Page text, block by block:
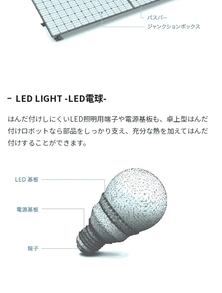
LED LIGHT -LED電球-
はんだ付けしにくいLED照明用端子や電源基板も、卓上型はんだ
付けロボットなら部品をしっかり支え、充分な熱を加えてはんだ
付けすることができます。